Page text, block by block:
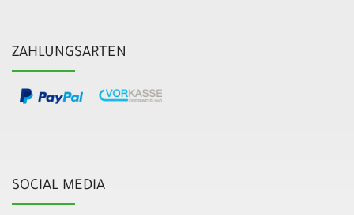
ZAHLUNGSARTEN
SOCIAL MEDIA